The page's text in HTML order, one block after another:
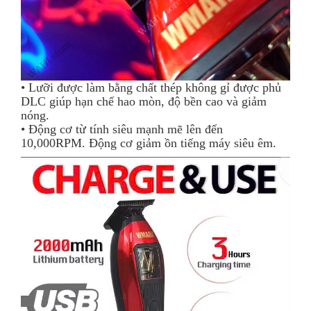
• Lưỡi được làm bằng chất thép không gỉ được phủ
DLC giúp hạn chế hao mòn, độ bền cao và giảm
nóng.
• Động cơ từ tính siêu mạnh mẽ lên đến
10,000RPM. Động cơ giảm ồn tiếng máy siêu êm.